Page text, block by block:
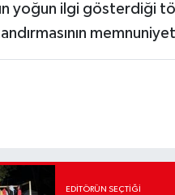
yoğun ilgi gösterdiği
EDITÖRÜN SEÇTIĞI